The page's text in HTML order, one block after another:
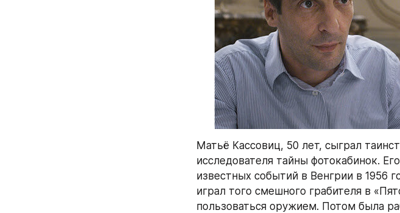
Матьё Кассовиц, 50 лет, сыграл
исследователя тайны фотокабинок.
известных событий в Венгрии в 1956
играл того смешного грабителя в
пользоваться оружием. Потом была